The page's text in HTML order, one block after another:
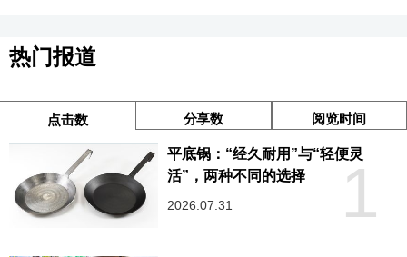
热门报道
点击数 分享数 阅览时间
1
平底锅：“经久耐用”与“轻便灵
活”，两种不同的选择
2026.07.31